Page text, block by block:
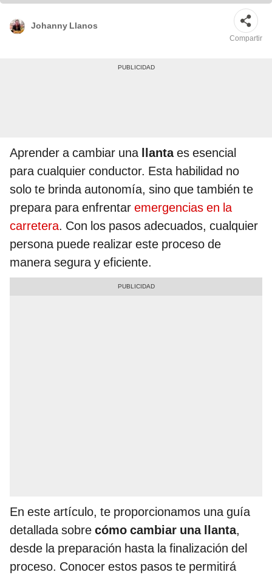
Johanny Llanos
Compartir
Aprender a cambiar una llantaes esencial
para cualquier conductor. Esta habilidad no
solo te brinda autonomía, sino que también te
prepara para enfrentar emergencias en la
carretera. Con los pasos adecuados, cualquier
persona puede realizar este proceso de
manera segura y eficiente.
En este artículo, te proporcionamos una guía
detallada sobre cómo cambiar una llanta,
desde la preparación hasta la finalización del
proceso. Conocer estos pasos te permitirá